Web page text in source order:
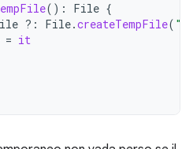
(): File {
?: File.createTempFile(
= it